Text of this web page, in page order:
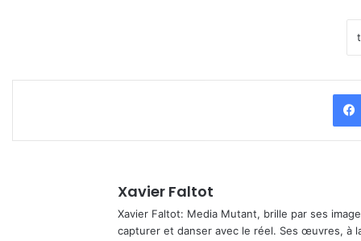
Xavier Faltot
Xavier Faltot: Media Mutant, brille par ses
capturer et danser avec le réel. Ses œuvres, à